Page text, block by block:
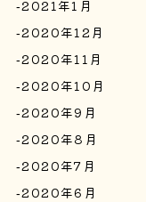
2021年1月
2020年12月
2020年11月
2020年10月
2020年9月
2020年8月
2020年7月
2020年6月